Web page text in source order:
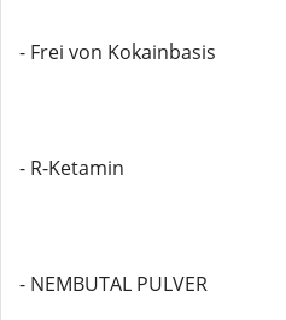
- Frei von Kokainbasis
- R-Ketamin
- NEMBUTAL PULVER